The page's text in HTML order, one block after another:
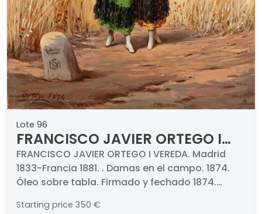
Lote 96
FRANCISCO JAVIER ORTEGO I
VEREDA - Damas en el campo
FRANCISCO JAVIER ORTEGO I VEREDA. Madrid
1833-Francia 1881. . Damas en el campo. 1874.
Óleo sobre tabla. Firmado y fechado 1874.
Starting price 350 €